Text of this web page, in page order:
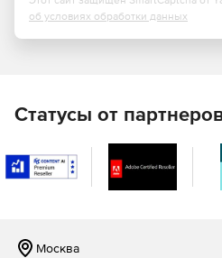
АИС ГКН.
коммуникационных сетей и т.
Взаимодействие с
планами: редактирование и
используемых сведений
об условиях обработки данных
Статусы от
Москва